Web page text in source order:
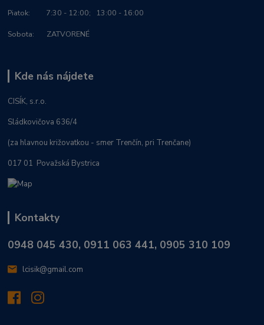
Piatok: 7:30 - 12:00; 13:00 - 16:00
Sobota: ZATVORENÉ
Kde nás nájdete
CISÍK, s.r.o.
Sládkovičova 636/4
(za hlavnou križovatkou - smer Trenčín, pri Trenčane)
017 01 Považská Bystrica
Kontakty
0948 045 430, 0911 063 441, 0905 310 109
lcisik@gmail.com